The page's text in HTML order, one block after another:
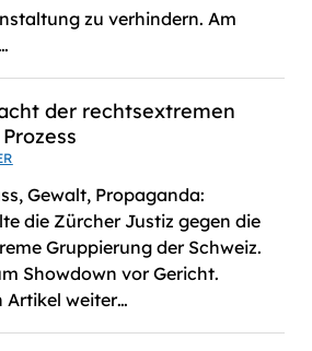
zu verhindern. Am
der rechtsextremen
Gewalt, Propaganda:
die Zürcher Justiz gegen die
Gruppierung der Schweiz.
Showdown vor Gericht.
Artikel weiter…